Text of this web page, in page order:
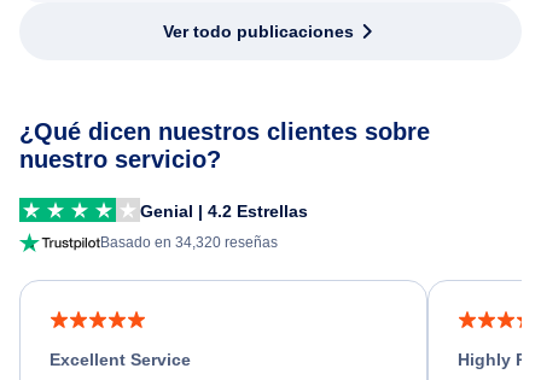
Ver todo publicaciones
¿Qué dicen nuestros clientes sobre
nuestro servicio?
Genial | 4.2 Estrellas
Basado en 34,320 reseñas
Excellent Service
Highly